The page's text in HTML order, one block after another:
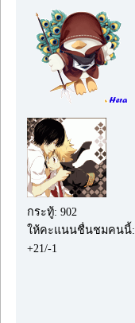
กระทู้: 902
ให้คะแนนชื่นชมคนนี้:
+21/-1